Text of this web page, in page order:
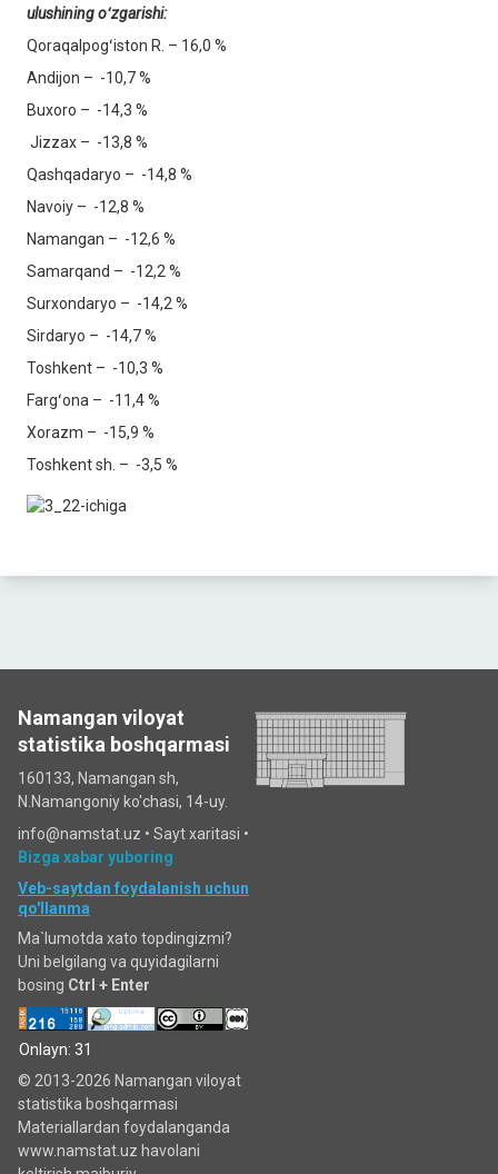
ulushining oʻzgarishi:
Qoraqalpogʻiston R. – 16,0 %
Andijon – -10,7 %
Buxoro – -14,3 %
Jizzax – -13,8 %
Qashqadaryo – -14,8 %
Navoiy – -12,8 %
Namangan – -12,6 %
Samarqand – -12,2 %
Surxondaryo – -14,2 %
Sirdaryo – -14,7 %
Toshkent – -10,3 %
Fargʻona – -11,4 %
Xorazm – -15,9 %
Toshkent sh. – -3,5 %
Namangan viloyat
statistika boshqarmasi
160133, Namangan sh,
N.Namangoniy ko'chasi, 14-uy.
info@namstat.uz • Sayt xaritasi •
Bizga xabar yuboring
Veb-saytdan foydalanish uchun
qo'llanma
Ma`lumotda xato topdingizmi?
Uni belgilang va quyidagilarni
bosing Ctrl + Enter
Onlayn: 31
© 2013-2026 Namangan viloyat
statistika boshqarmasi
Materiallardan foydalanganda
www.namstat.uz havolani